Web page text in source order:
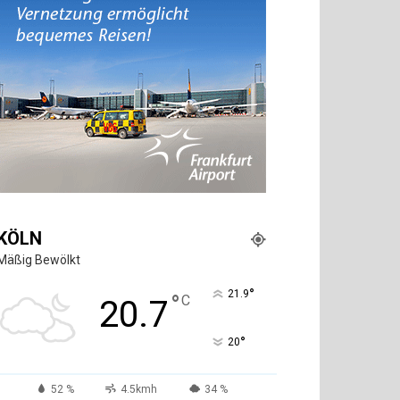
Bewölkt
20.7°C 21.9°
20°
52 % 4.5kmh 34 %